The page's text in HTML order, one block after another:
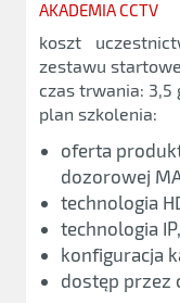
AKADEMIA CCTV
koszt
zestawu
czas trwania: 3,5
plan szkolenia:
oferta
dozorowej
technologia
technologia IP,
konfiguracja
dostęp przez